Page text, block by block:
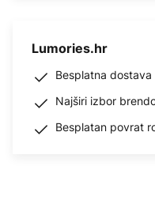
Lumories.hr
Besplatna
Najširi izbor
Besplatan povrat